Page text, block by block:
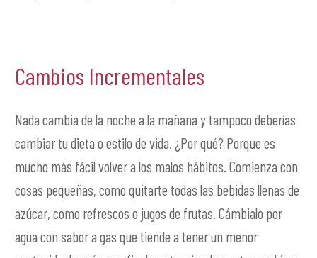
Cambios Incrementales
Nada cambia de la noche a la mañana y tampoco deberías
cambiar tu dieta o estilo de vida. ¿Por qué? Porque es
mucho más fácil volver a los malos hábitos. Comienza con
cosas pequeñas, como quitarte todas las bebidas llenas de
azúcar, como refrescos o jugos de frutas. Cámbialo por
agua con sabor a gas que tiende a tener un menor